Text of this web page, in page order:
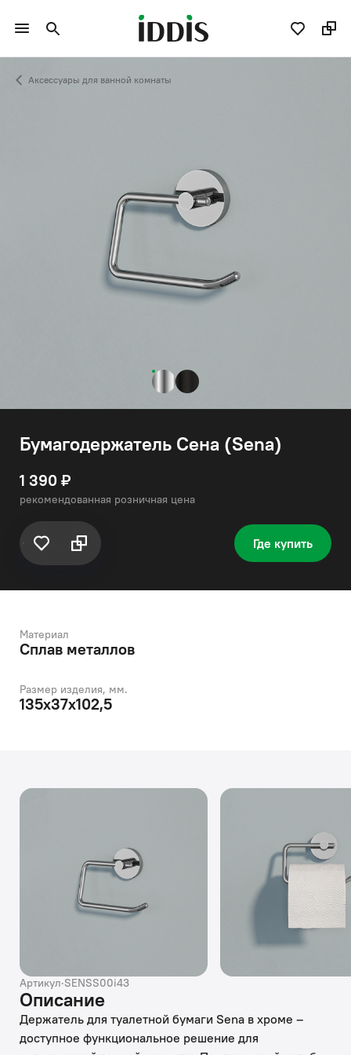
Аксессуары для ванной комнаты
Бумагодержатель Сена (Sena)
1 390 ₽
рекомендованная розничная цена
Где купить
Материал
Сплав металлов
Размер изделия, мм.
135х37х102,5
Артикул·SENSS00i43
Описание
Держатель для туалетной бумаги Sena в хроме –
доступное функциональное решение для